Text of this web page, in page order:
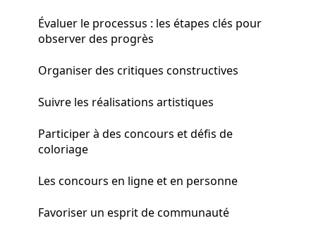
Évaluer le processus : les étapes clés pour
observer des progrès
Organiser des critiques constructives
Suivre les réalisations artistiques
Participer à des concours et défis de
coloriage
Les concours en ligne et en personne
Favoriser un esprit de communauté